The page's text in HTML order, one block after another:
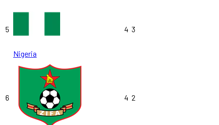
5
Nigeria
4 3
6 4 2